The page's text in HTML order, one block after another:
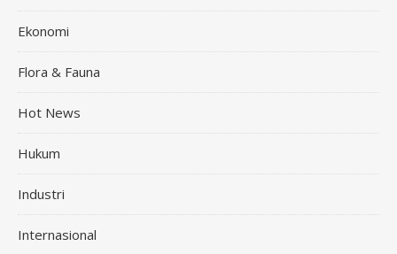
Ekonomi
Flora & Fauna
Hot News
Hukum
Industri
Internasional